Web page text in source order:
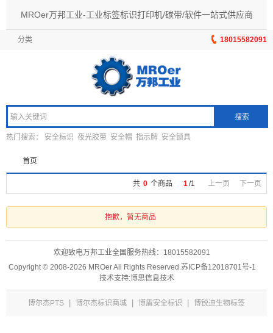
MROer万邦工业-工业标签标识打印机/碳带/软件一站式供应商
18015582091
分类
搜索
热门搜索： 安全标识 夜光胶带 安全帽 指示牌 安全锁具
首页
共 0 个商品 1 /1 上一页 下一页
抱歉，暂无商品
欢迎致电万邦工业全国服务热线： 18015582091
Copyright © 2008-2026 MROer All Rights Reserved. 苏ICP备12018701号-1
技术支持:博思信息技术
博尔杰PTS | 博尔杰标识商城 | 博盾安全标识 | 博锐迪生物标签